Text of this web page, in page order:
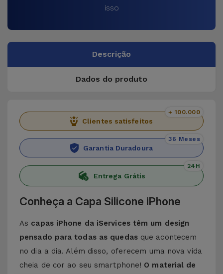
isso
Descrição
Dados do produto
Clientes satisfeitos
+ 100.000
Garantia Duradoura
36 Meses
Entrega Grátis
24H
Conheça a Capa Silicone iPhone
As capas iPhone da iServices têm um design
pensado para todas as quedasque acontecem
no dia a dia. Além disso, oferecem uma nova vida
cheia de cor ao seu smartphone! O material de